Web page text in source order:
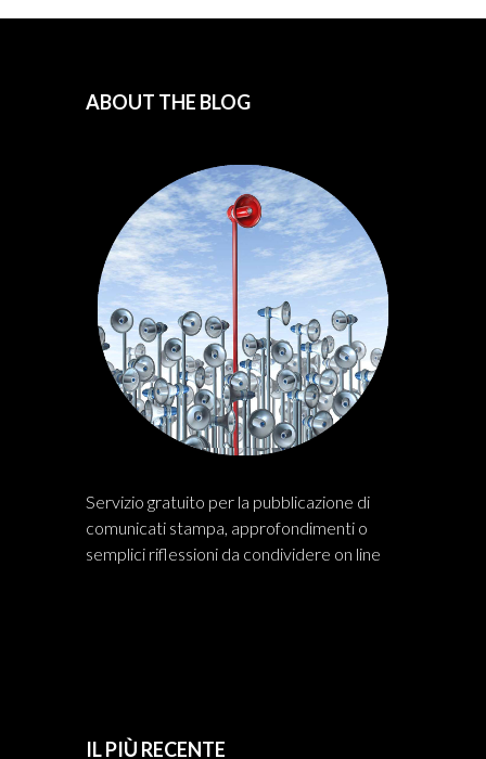
ABOUT THE BLOG
Servizio gratuito per la pubblicazione di
comunicati stampa, approfondimenti o
semplici riflessioni da condividere on line
IL PIÙ RECENTE